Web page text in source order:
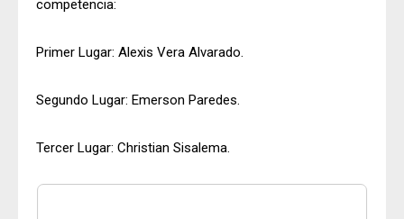
competencia:
Primer Lugar: Alexis Vera Alvarado.
Segundo Lugar: Emerson Paredes.
Tercer Lugar: Christian Sisalema.